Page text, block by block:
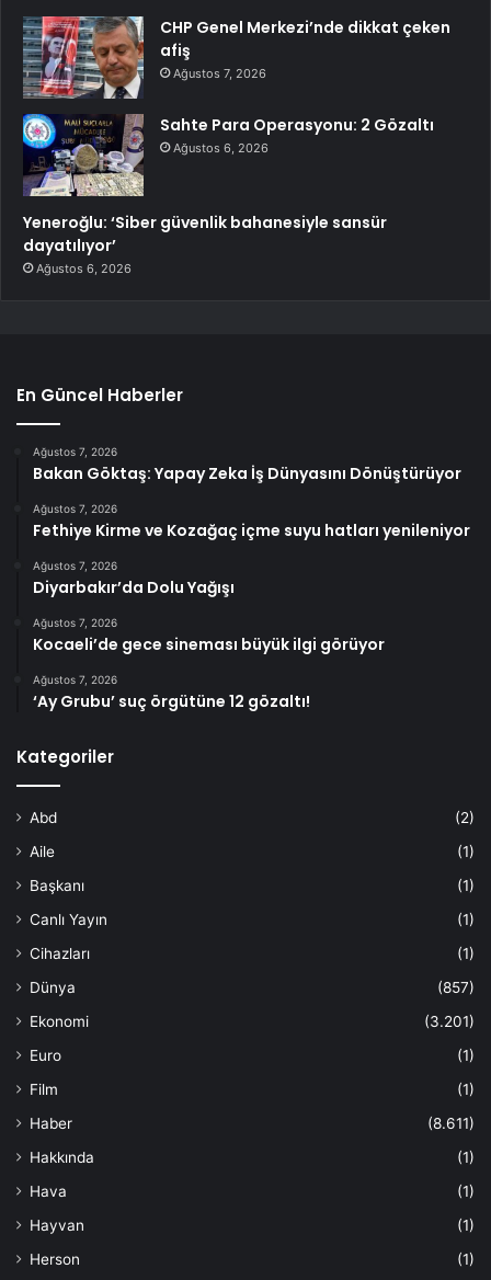
CHP Genel Merkezi’nde dikkat çeken
afiş
Ağustos 7, 2026
Sahte Para Operasyonu: 2 Gözaltı
Ağustos 6, 2026
Yeneroğlu: ‘Siber güvenlik bahanesiyle sansür
dayatılıyor’
Ağustos 6, 2026
En Güncel Haberler
Ağustos 7, 2026
Bakan Göktaş: Yapay Zeka İş Dünyasını Dönüştürüyor
Ağustos 7, 2026
Fethiye Kirme ve Kozağaç içme suyu hatları yenileniyor
Ağustos 7, 2026
Diyarbakır’da Dolu Yağışı
Ağustos 7, 2026
Kocaeli’de gece sineması büyük ilgi görüyor
Ağustos 7, 2026
‘Ay Grubu’ suç örgütüne 12 gözaltı!
Kategoriler
Abd
(2)
Aile
(1)
Başkanı
(1)
Canlı Yayın
(1)
Cihazları
(1)
Dünya
(857)
Ekonomi
(3.201)
Euro
(1)
Film
(1)
Haber
(8.611)
Hakkında
(1)
Hava
(1)
Hayvan
(1)
Herson
(1)